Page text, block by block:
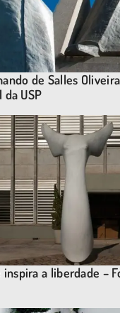
de Salles
USP
a liberdade –